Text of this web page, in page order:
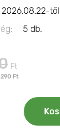
től
5 db.
Ft
Ft